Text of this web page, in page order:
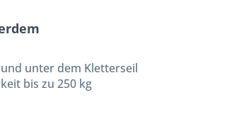
unter dem Kletterseil
bis zu 250 kg